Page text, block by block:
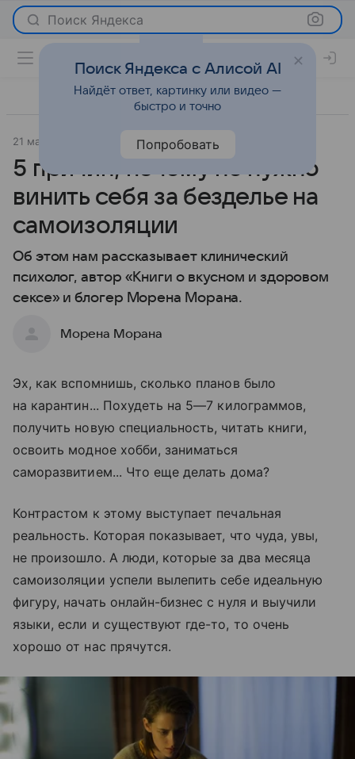
Поиск Яндекса
21 мая 2020
5 причин, почему не нужно
винить себя за безделье на
самоизоляции
Об этом нам рассказывает клинический
психолог, автор «Книги о вкусном и здоровом
сексе» и блогер Морена Морана.
Морена Морана
Эх, как вспомнишь, сколько планов было
на карантин... Похудеть на 5—7 килограммов,
получить новую специальность, читать книги,
освоить модное хобби, заниматься
саморазвитием... Что еще делать дома?
Контрастом к этому выступает печальная
реальность. Которая показывает, что чуда, увы,
не произошло. А люди, которые за два месяца
самоизоляции успели вылепить себе идеальную
фигуру, начать онлайн-бизнес с нуля и выучили
языки, если и существуют где-то, то очень
хорошо от нас прячутся.
Поиск Яндекса с Алисой AI
Найдёт ответ, картинку или видео —
быстро и точно
Попробовать